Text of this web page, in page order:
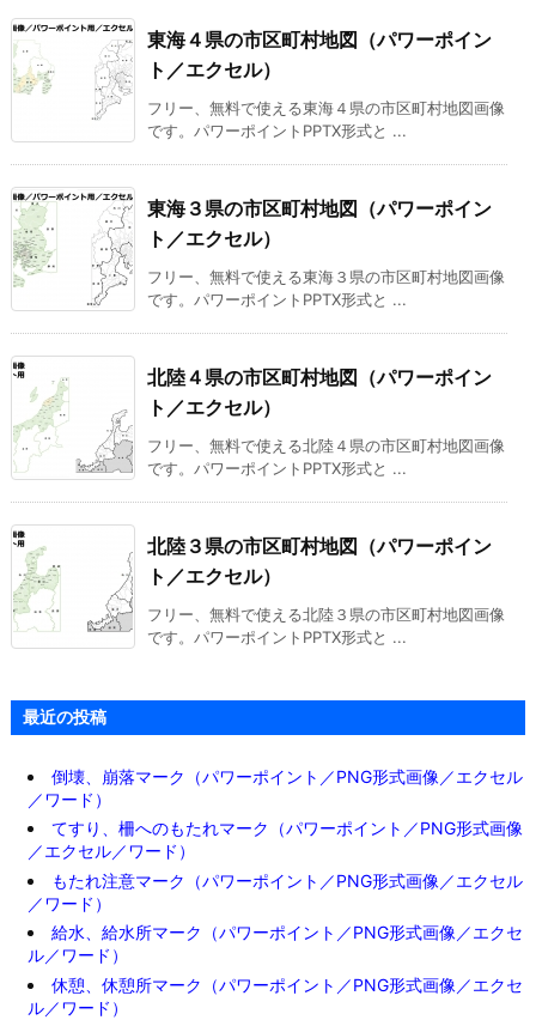
東海４県の市区町村地図（パワーポイン
ト／エクセル）
フリー、無料で使える東海４県の市区町村地図画像
です。パワーポイントPPTX形式と ...
東海３県の市区町村地図（パワーポイン
ト／エクセル）
フリー、無料で使える東海３県の市区町村地図画像
です。パワーポイントPPTX形式と ...
北陸４県の市区町村地図（パワーポイン
ト／エクセル）
フリー、無料で使える北陸４県の市区町村地図画像
です。パワーポイントPPTX形式と ...
北陸３県の市区町村地図（パワーポイン
ト／エクセル）
フリー、無料で使える北陸３県の市区町村地図画像
です。パワーポイントPPTX形式と ...
最近の投稿
倒壊、崩落マーク（パワーポイント／PNG形式画像／エクセル
／ワード）
てすり、柵へのもたれマーク（パワーポイント／PNG形式画像
／エクセル／ワード）
もたれ注意マーク（パワーポイント／PNG形式画像／エクセル
／ワード）
給水、給水所マーク（パワーポイント／PNG形式画像／エクセ
ル／ワード）
休憩、休憩所マーク（パワーポイント／PNG形式画像／エクセ
ル／ワード）